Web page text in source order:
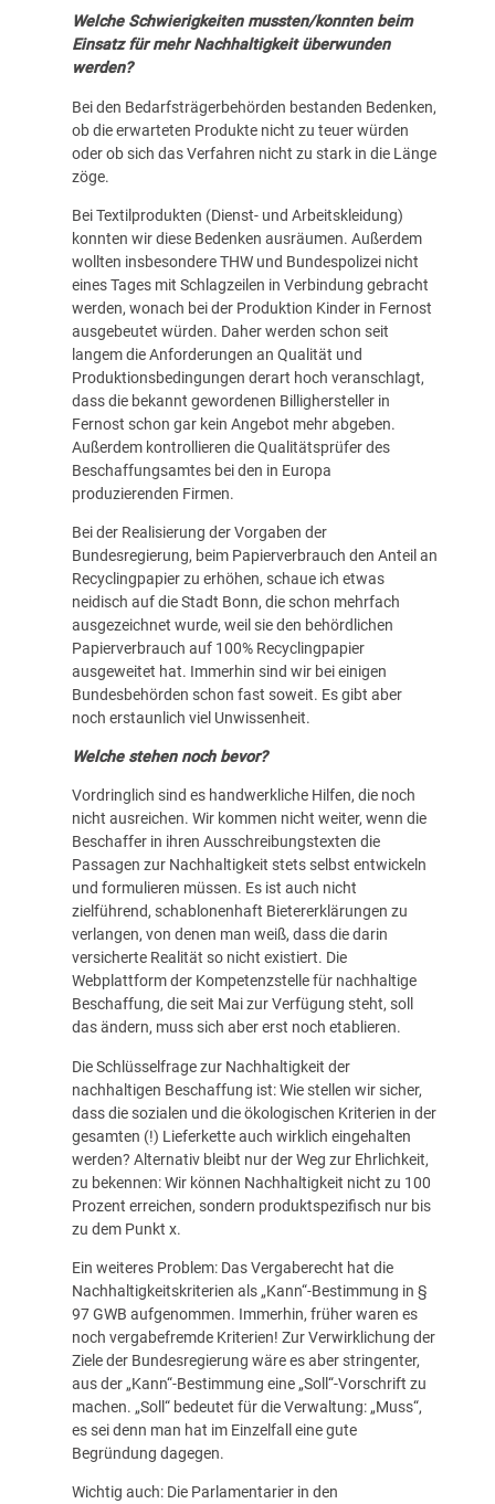
Welche Schwierigkeiten mussten/konnten beim
Einsatz für mehr Nachhaltigkeit überwunden
werden?
Bei den Bedarfsträgerbehörden bestanden Bedenken,
ob die erwarteten Produkte nicht zu teuer würden
oder ob sich das Verfahren nicht zu stark in die Länge
zöge.
Bei Textilprodukten (Dienst- und Arbeitskleidung)
konnten wir diese Bedenken ausräumen. Außerdem
wollten insbesondere THW und Bundespolizei nicht
eines Tages mit Schlagzeilen in Verbindung gebracht
werden, wonach bei der Produktion Kinder in Fernost
ausgebeutet würden. Daher werden schon seit
langem die Anforderungen an Qualität und
Produktionsbedingungen derart hoch veranschlagt,
dass die bekannt gewordenen Billighersteller in
Fernost schon gar kein Angebot mehr abgeben.
Außerdem kontrollieren die Qualitätsprüfer des
Beschaffungsamtes bei den in Europa
produzierenden Firmen.
Bei der Realisierung der Vorgaben der
Bundesregierung, beim Papierverbrauch den Anteil an
Recyclingpapier zu erhöhen, schaue ich etwas
neidisch auf die Stadt Bonn, die schon mehrfach
ausgezeichnet wurde, weil sie den behördlichen
Papierverbrauch auf 100% Recyclingpapier
ausgeweitet hat. Immerhin sind wir bei einigen
Bundesbehörden schon fast soweit. Es gibt aber
noch erstaunlich viel Unwissenheit.
Welche stehen noch bevor?
Vordringlich sind es handwerkliche Hilfen, die noch
nicht ausreichen. Wir kommen nicht weiter, wenn die
Beschaffer in ihren Ausschreibungstexten die
Passagen zur Nachhaltigkeit stets selbst entwickeln
und formulieren müssen. Es ist auch nicht
zielführend, schablonenhaft Bietererklärungen zu
verlangen, von denen man weiß, dass die darin
versicherte Realität so nicht existiert. Die
Webplattform der Kompetenzstelle für nachhaltige
Beschaffung, die seit Mai zur Verfügung steht, soll
das ändern, muss sich aber erst noch etablieren.
Die Schlüsselfrage zur Nachhaltigkeit der
nachhaltigen Beschaffung ist: Wie stellen wir sicher,
dass die sozialen und die ökologischen Kriterien in der
gesamten (!) Lieferkette auch wirklich eingehalten
werden? Alternativ bleibt nur der Weg zur Ehrlichkeit,
zu bekennen: Wir können Nachhaltigkeit nicht zu 100
Prozent erreichen, sondern produktspezifisch nur bis
zu dem Punkt x.
Ein weiteres Problem: Das Vergaberecht hat die
Nachhaltigkeitskriterien als „Kann“-Bestimmung in §
97 GWB aufgenommen. Immerhin, früher waren es
noch vergabefremde Kriterien! Zur Verwirklichung der
Ziele der Bundesregierung wäre es aber stringenter,
aus der „Kann“-Bestimmung eine „Soll“-Vorschrift zu
machen. „Soll“ bedeutet für die Verwaltung: „Muss“,
es sei denn man hat im Einzelfall eine gute
Begründung dagegen.
Wichtig auch: Die Parlamentarier in den